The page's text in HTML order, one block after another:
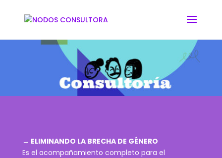
→ ELIMINANDO LA BRECHA DE GÉNERO
Es el acompañamiento completo para el